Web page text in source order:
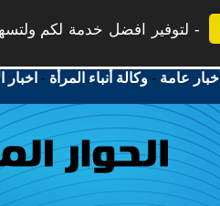
لتوفير افضل خدمة لكم
أخبار عامة -وكالة أنباء المرأة - اخبار